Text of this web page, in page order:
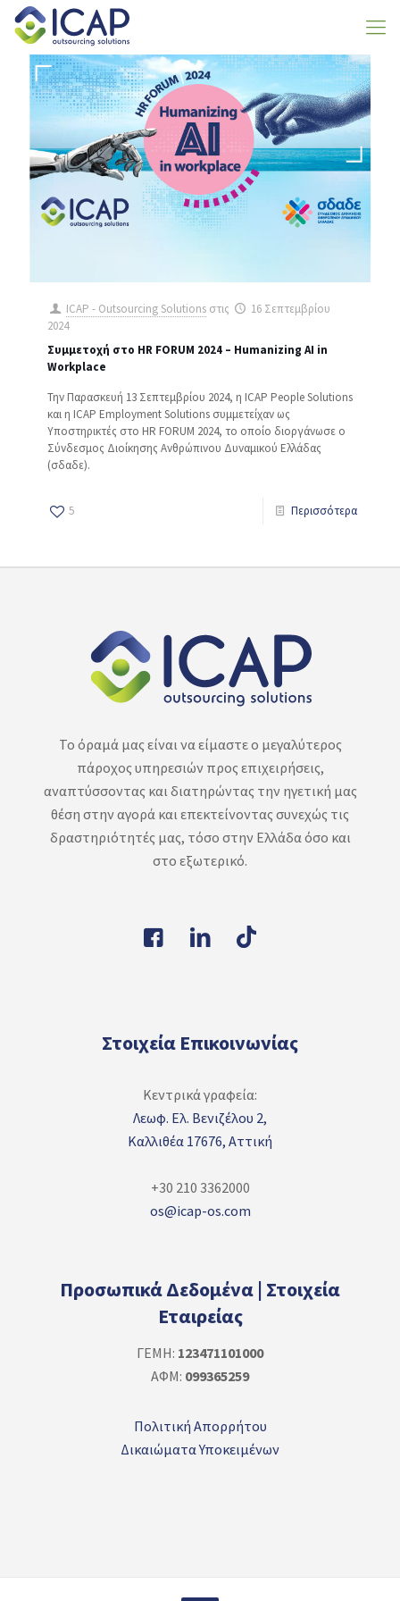
ICAP - Outsourcing Solutions στις
16 Σεπτεμβρίου
2024
Συμμετοχή στο HR FORUM 2024 – Humanizing AI in
Workplace
Την Παρασκευή 13 Σεπτεμβρίου 2024, η ICAP People Solutions
και η ICAP Employment Solutions συμμετείχαν ως
Υποστηρικτές στο HR FORUM 2024, το οποίο διοργάνωσε ο
Σύνδεσμος Διοίκησης Ανθρώπινου Δυναμικού Ελλάδας
(σδαδε).
5 Περισσότερα
Το όραμά μας είναι να είμαστε ο μεγαλύτερος
πάροχος υπηρεσιών προς επιχειρήσεις,
αναπτύσσοντας και διατηρώντας την ηγετική μας
θέση στην αγορά και επεκτείνοντας συνεχώς τις
δραστηριότητές μας, τόσο στην Ελλάδα όσο και
στο εξωτερικό.
Στοιχεία Επικοινωνίας
Κεντρικά γραφεία:
Λεωφ. Ελ. Βενιζέλου 2,
Καλλιθέα 17676, Αττική
+30 210 3362000
os@icap-os.com
Προσωπικά Δεδομένα | Στοιχεία
Εταιρείας
ΓΕΜΗ: 123471101000
ΑΦΜ: 099365259
Πολιτική Απορρήτου
Δικαιώματα Υποκειμένων